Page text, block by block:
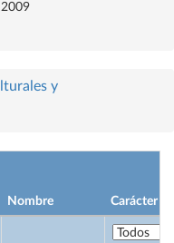
y
Nombre Carácter